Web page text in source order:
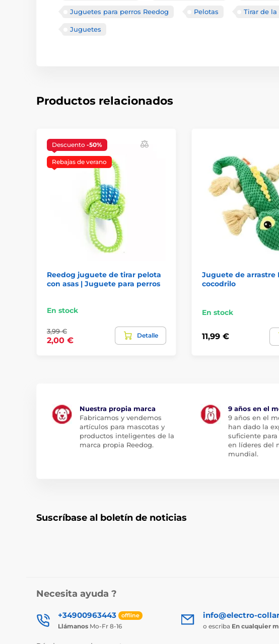
Juguetes para perros Reedog Pelotas Tirar de la
Juguetes
Productos relacionados
Descuento -50%
Rebajas de verano
Reedog juguete de tirar pelota
con asas | Juguete para perros
En stock
3,99 €
2,00 €
Detalle
Juguete de arrastre
cocodrilo
En stock
11,99 €
Nuestra propia marca
Fabricamos y vendemos
artículos para mascotas y
productos inteligentes de la
marca propia Reedog.
9 años en el
9 años en el
han dado la
suficiente
en líderes del
mundial.
Suscríbase al boletín de noticias
Necesita ayuda ?
+34900963443 offline
Llámanos Mo-Fr 8-16
info@electro-
o escriba En cualquier